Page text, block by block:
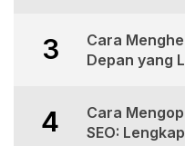
3
Cara
Depan yang
4
Cara
SEO: Lengkap